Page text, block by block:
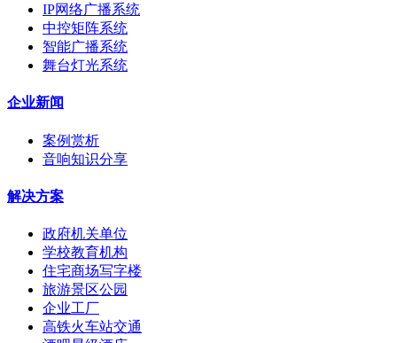
IP网络广播系统
中控矩阵系统
智能广播系统
舞台灯光系统
企业新闻
案例赏析
音响知识分享
解决方案
政府机关单位
学校教育机构
住宅商场写字楼
旅游景区公园
企业工厂
高铁火车站交通